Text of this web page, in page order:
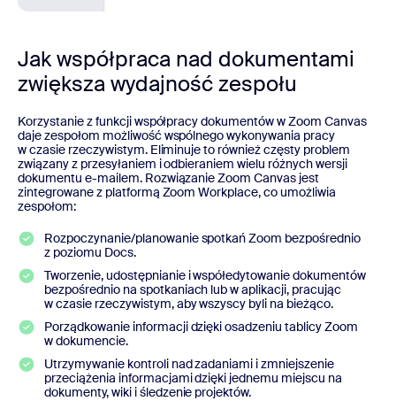
Jak współpraca nad dokumentami
zwiększa wydajność zespołu
Korzystanie z funkcji współpracy dokumentów w Zoom Canvas
daje zespołom możliwość wspólnego wykonywania pracy
w czasie rzeczywistym. Eliminuje to również częsty problem
związany z przesyłaniem i odbieraniem wielu różnych wersji
dokumentu e-mailem. Rozwiązanie Zoom Canvas jest
zintegrowane z platformą Zoom Workplace, co umożliwia
zespołom:
Rozpoczynanie/planowanie spotkań Zoom bezpośrednio
z poziomu Docs.
Tworzenie, udostępnianie i współedytowanie dokumentów
bezpośrednio na spotkaniach lub w aplikacji, pracując
w czasie rzeczywistym, aby wszyscy byli na bieżąco.
Porządkowanie informacji dzięki osadzeniu tablicy Zoom
w dokumencie.
Utrzymywanie kontroli nad zadaniami i zmniejszenie
przeciążenia informacjami dzięki jednemu miejscu na
dokumenty, wiki i śledzenie projektów.